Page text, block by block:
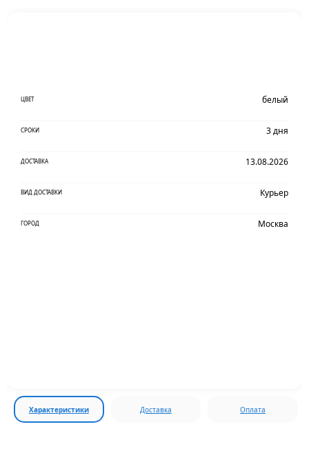
ЦВЕТ белый
СРОКИ 3 дня
ДОСТАВКА 13.08.2026
ВИД ДОСТАВКИ Курьер
ГОРОД Москва
Характеристики Доставка Оплата